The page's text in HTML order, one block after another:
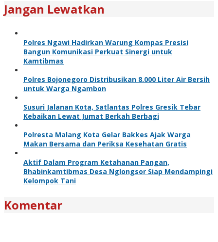
Jangan Lewatkan
Polres Ngawi Hadirkan Warung Kompas Presisi
Bangun Komunikasi Perkuat Sinergi untuk
Kamtibmas
Polres Bojonegoro Distribusikan 8.000 Liter Air Bersih
untuk Warga Ngambon
Susuri Jalanan Kota, Satlantas Polres Gresik Tebar
Kebaikan Lewat Jumat Berkah Berbagi
Polresta Malang Kota Gelar Bakkes Ajak Warga
Makan Bersama dan Periksa Kesehatan Gratis
Aktif Dalam Program Ketahanan Pangan,
Bhabinkamtibmas Desa Nglongsor Siap Mendampingi
Kelompok Tani
Komentar